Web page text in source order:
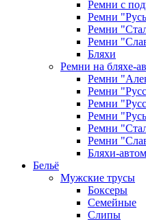
Ремни с
Ремни
Ремни
Ремни
Бляхи
Ремни на бляхе-
Ремни
Ремни
Ремни
Ремни
Ремни
Ремни
Бляхи-
Бельё
Мужские трусы
Боксеры
Семейные
Слипы